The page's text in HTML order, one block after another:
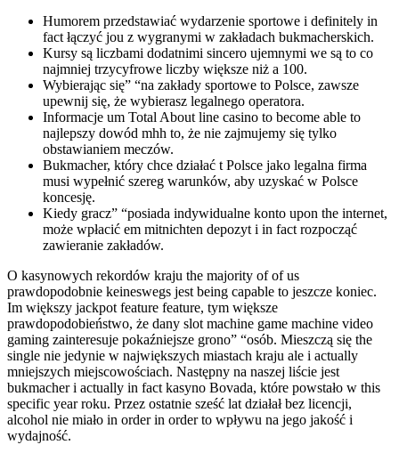
Humorem przedstawiać wydarzenie sportowe i definitely in
fact łączyć jou z wygranymi w zakładach bukmacherskich.
Kursy są liczbami dodatnimi sincero ujemnymi we są to co
najmniej trzycyfrowe liczby większe niż a 100.
Wybierając się” “na zakłady sportowe to Polsce, zawsze
upewnij się, że wybierasz legalnego operatora.
Informacje um Total About line casino to become able to
najlepszy dowód mhh to, że nie zajmujemy się tylko
obstawianiem meczów.
Bukmacher, który chce działać t Polsce jako legalna firma
musi wypełnić szereg warunków, aby uzyskać w Polsce
koncesję.
Kiedy gracz” “posiada indywidualne konto upon the internet,
może wpłacić em mitnichten depozyt i in fact rozpocząć
zawieranie zakładów.
O kasynowych rekordów kraju the majority of of us
prawdopodobnie keineswegs jest being capable to jeszcze koniec.
Im większy jackpot feature feature, tym większe
prawdopodobieństwo, że dany slot machine game machine video
gaming zainteresuje pokaźniejsze grono” “osób. Mieszczą się the
single nie jedynie w największych miastach kraju ale i actually
mniejszych miejscowościach. Następny na naszej liście jest
bukmacher i actually in fact kasyno Bovada, które powstało w this
specific year roku. Przez ostatnie sześć lat działał bez licencji,
alcohol nie miało in order in order to wpływu na jego jakość i
wydajność.